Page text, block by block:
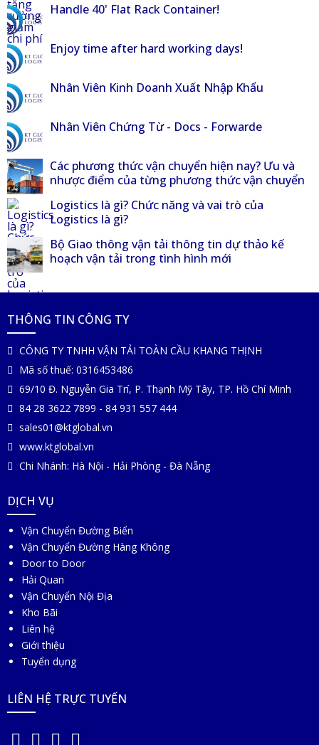
Handle 40' Flat Rack Container!
Enjoy time after hard working days!
Nhân Viên Kinh Doanh Xuất Nhập Khẩu
Nhân Viên Chứng Từ - Docs - Forwarde
Các phương thức vận chuyển hiện nay? Ưu và
nhược điểm của từng phương thức vận chuyển
Logistics là gì? Chức năng và vai trò của
Logistics là gì?
Bộ Giao thông vận tải thông tin dự thảo kế
hoạch vận tải trong tình hình mới
THÔNG TIN CÔNG TY
CÔNG TY TNHH VẬN TẢI TOÀN CẦU KHANG THỊNH
Mã số thuế: 0316453486
69/10 Đ. Nguyễn Gia Trí, P. Thạnh Mỹ Tây, TP. Hồ Chí Minh
84 28 3622 7899 - 84 931 557 444
sales01@ktglobal.vn
www.ktglobal.vn
Chi Nhánh: Hà Nội - Hải Phòng - Đà Nẵng
DỊCH VỤ
Vận Chuyển Đường Biển
Vận Chuyển Đường Hàng Không
Door to Door
Hải Quan
Vận Chuyển Nội Địa
Kho Bãi
Liên hệ
Giới thiệu
Tuyển dụng
LIÊN HỆ TRỰC TUYẾN